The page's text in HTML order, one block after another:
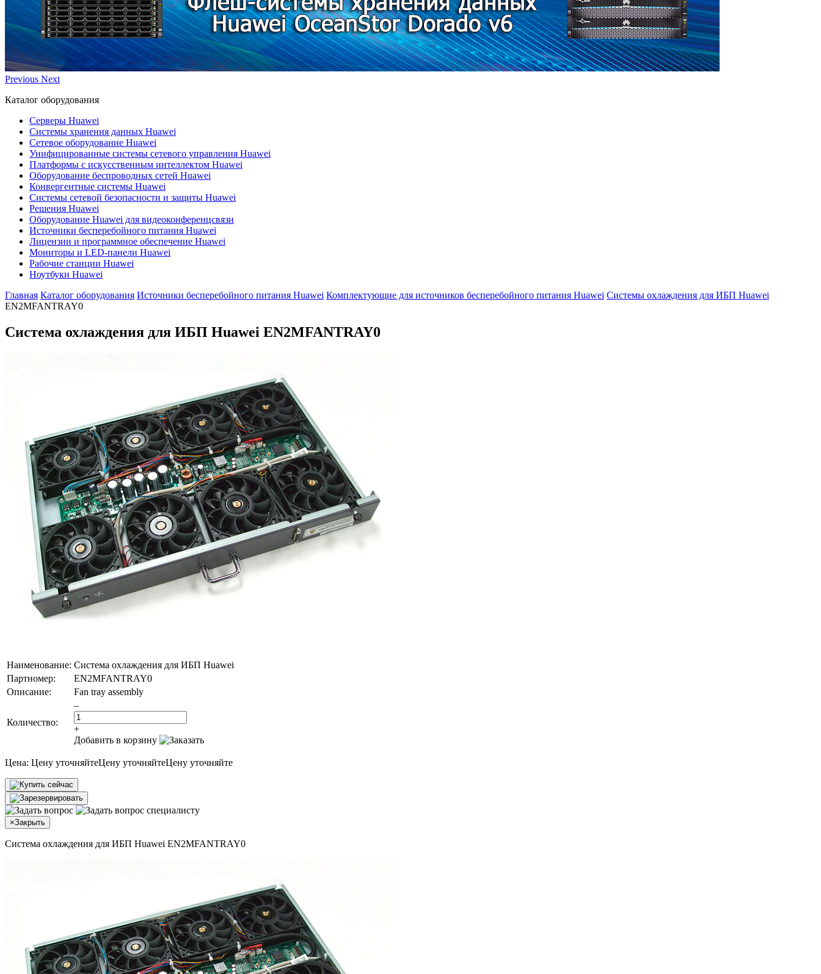
Previous Next
Каталог оборудования
Серверы Huawei
Системы хранения данных Huawei
Сетевое оборудование Huawei
Унифицированные системы сетевого управления Huawei
Платформы с искусственным интеллектом Huawei
Оборудование беспроводных сетей Huawei
Конвергентные системы Huawei
Системы сетевой безопасности и защиты Huawei
Решения Huawei
Оборудование Huawei для видеоконференцсвязи
Источники бесперебойного питания Huawei
Лицензии и программное обеспечение Huawei
Мониторы и LED-панели Huawei
Рабочие станции Huawei
Ноутбуки Huawei
Главная Каталог оборудования Источники бесперебойного питания Huawei Комплектующие для источников бесперебойного питания Huawei Системы охлаждения для ИБП Huawei
EN2MFANTRAY0
Система охлаждения для ИБП Huawei EN2MFANTRAY0
Наименование: Система охлаждения для ИБП Huawei
Партномер:
EN2MFANTRAY0
Описание:
Fan tray assembly
Количество:
–
+
Добавить в корзину
Цена: Цену уточняйтеЦену уточняйтеЦену уточняйте
×Закрыть
Система охлаждения для ИБП Huawei EN2MFANTRAY0